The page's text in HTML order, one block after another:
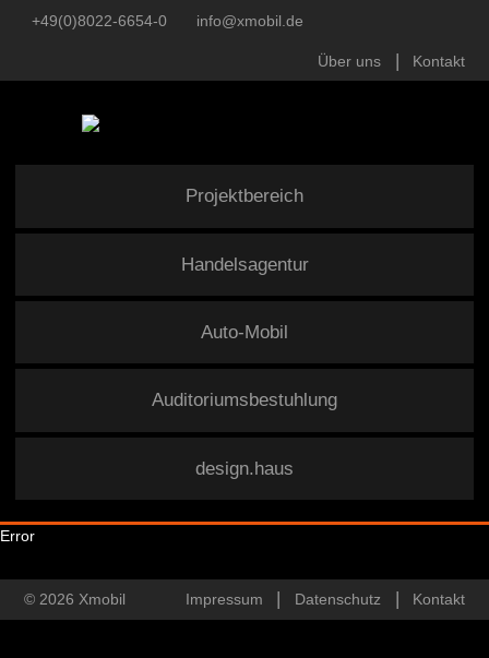
+49(0)8022-6654-0 info@xmobil.de
Über uns Kontakt
Projektbereich
Handelsagentur
Auto-Mobil
Auditoriumsbestuhlung
design.haus
Error
© 2026 Xmobil Impressum Datenschutz Kontakt